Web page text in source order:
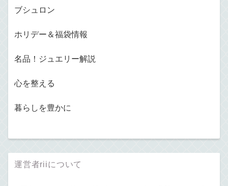
ブシュロン
ホリデー＆福袋情報
名品！ジュエリー解説
心を整える
暮らしを豊かに
運営者riiについて